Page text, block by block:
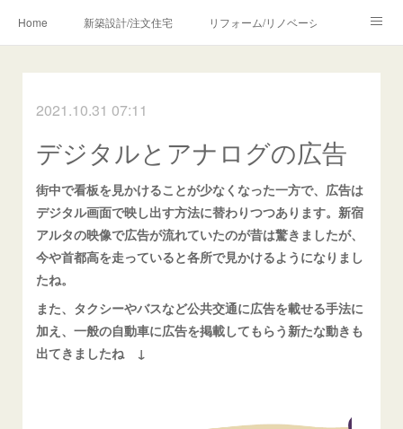
Home 新築設計/注文住宅 リフォーム/リノベーション
Profile/作品について お問合せ/アクセス
メディア・講師・執筆・SNS関連
2021.10.31 07:11
デジタルとアナログの広告
街中で看板を見かけることが少なくなった一方で、広告は
デジタル画面で映し出す方法に替わりつつあります。新宿
アルタの映像で広告が流れていたのが昔は驚きましたが、
今や首都高を走っていると各所で見かけるようになりまし
たね。
また、タクシーやバスなど公共交通に広告を載せる手法に
加え、一般の自動車に広告を掲載してもらう新たな動きも
出てきましたね ↓